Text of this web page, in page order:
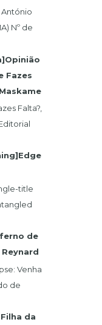
António
Nº de
Fazes
Falta?,
para o
title
but gives
de
Venha
de
da